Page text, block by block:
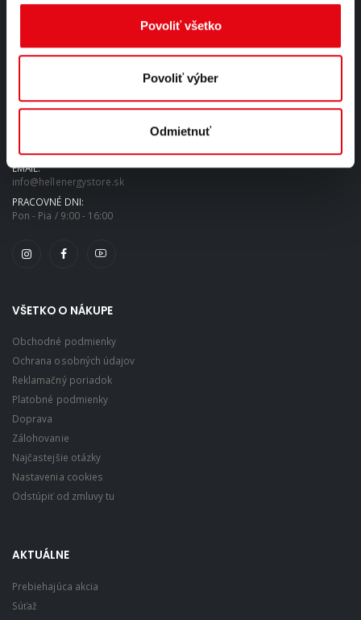
Povoliť všetko
Povoliť výber
Odmietnuť
čítaj viac...
KONTAKT
EMAIL:
info@hellenergystore.sk
PRACOVNÉ DNI:
Pon - Pia / 9:00 - 16:00
VŠETKO O NÁKUPE
Obchodné podmienky
Ochrana osobných údajov
Reklamačný poriadok
Platobné podmienky
Doprava
Zálohovanie
Najčastejšie otázky
Nastavenia cookies
Odstúpiť od zmluvy tu
AKTUÁLNE
Prebiehajúca akcia
Súťaž